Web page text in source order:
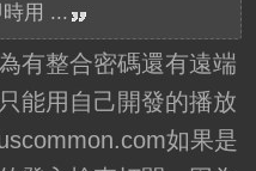
用 ...
有整合密碼還有遠端
能用自己開發的播放
如果是